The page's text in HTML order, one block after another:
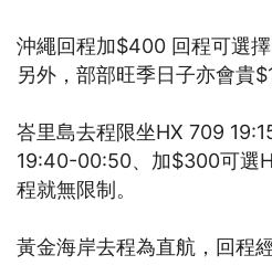
沖繩回程加$400 回程可選
另外，部部旺季日子亦會貴
峇里島去程限坐HX 709
19:40-00:50、加$300可選
程就無限制。
黃金海岸去程為直航，回程